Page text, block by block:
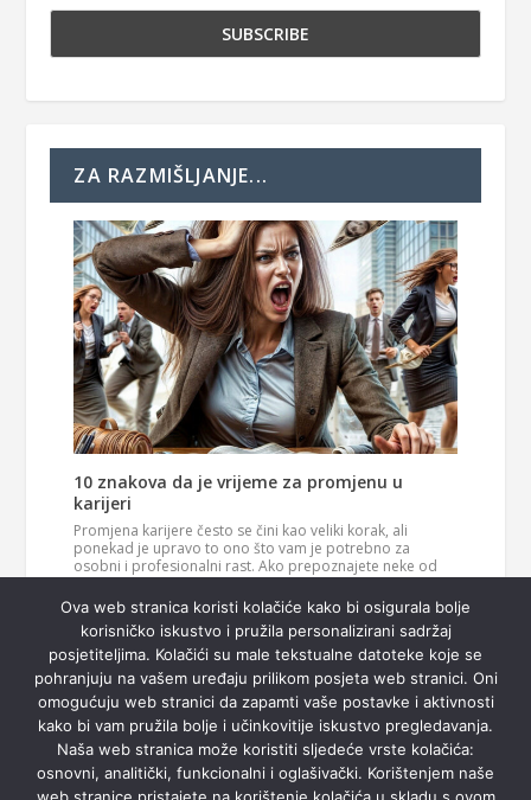
ZA RAZMIŠLJANJE...
10 znakova da je vrijeme za promjenu u
karijeri
Promjena karijere često se čini kao veliki korak, ali
ponekad je upravo to ono što vam je potrebno za
osobni i profesionalni rast. Ako prepoznajete neke od
ovih znakova, možda je vrijeme da razmislite o novom
smjeru u svom životu. 1. Vaš posao više vas…Pročitaj
više
Ova web stranica koristi kolačiće kako bi osigurala bolje
korisničko iskustvo i pružila personalizirani sadržaj
posjetiteljima. Kolačići su male tekstualne datoteke koje se
pohranjuju na vašem uređaju prilikom posjeta web stranici. Oni
omogućuju web stranici da zapamti vaše postavke i aktivnosti
kako bi vam pružila bolje i učinkovitije iskustvo pregledavanja.
Naša web stranica može koristiti sljedeće vrste kolačića:
osnovni, analitički, funkcionalni i oglašivački. Korištenjem naše